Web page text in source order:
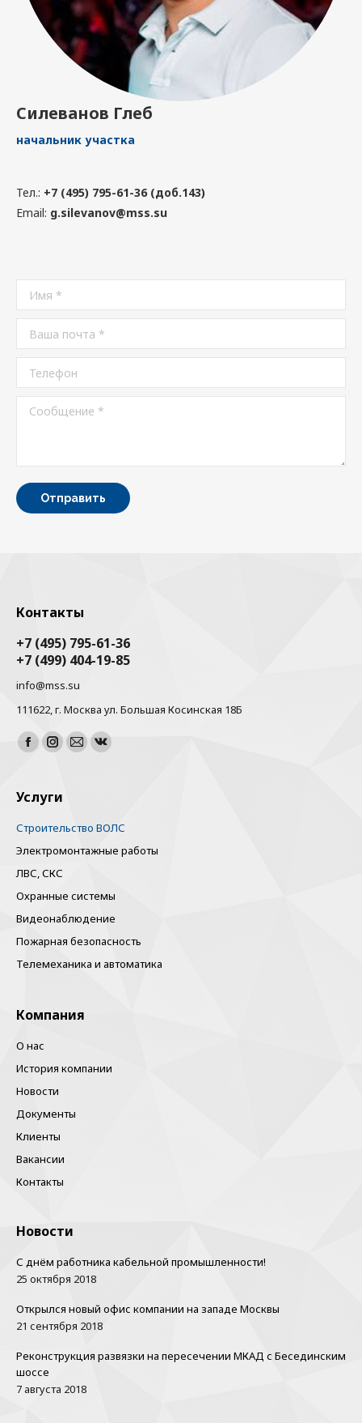
Силеванов Глеб
начальник участка
Тел.: +7 (495) 795-61-36 (доб.143)
Email: g.silevanov@mss.su
Имя *
Ваша почта *
Телефон
Сообщение *
Отправить
Контакты
+7 (495) 795-61-36
+7 (499) 404-19-85
info@mss.su
111622, г. Москва ул. Большая Косинская 18Б
Найдите нас:
FacebookInstagram
ПочтаВконтакте
Услуги
Строительство ВОЛС
Электромонтажные работы
ЛВС, СКС
Охранные системы
Видеонаблюдение
Пожарная безопасность
Телемеханика и автоматика
Компания
О нас
История компании
Новости
Документы
Клиенты
Вакансии
Контакты
Новости
С днём работника кабельной промышленности!
25 октября 2018
Открылся новый офис компании на западе Москвы
21 сентября 2018
Реконструкция развязки на пересечении МКАД с Бесединским
шоссе
7 августа 2018